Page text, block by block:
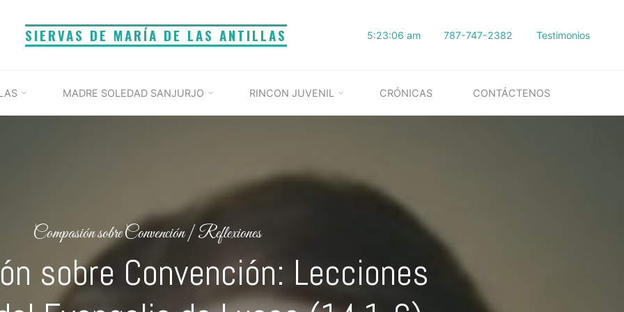
SIERVAS DE MARÍA DE LAS ANTILLAS 5:23:07 am 787-747-2382 Testimonios
MADRE SOLEDAD SANJURJO RINCON JUVENIL CRÓNICAS CONTÁCTENOS
Compasión sobre Convención|Reflexiones
sobre Convención: Lecciones